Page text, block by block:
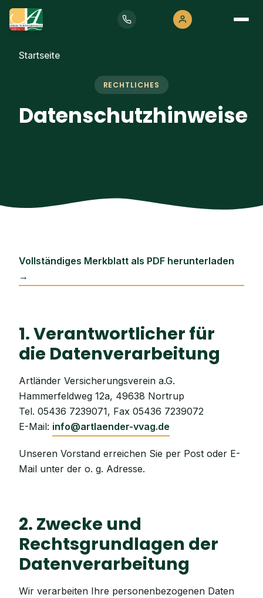
Startseite
RECHTLICHES
Datenschutzhinweise
Vollständiges Merkblatt als PDF herunterladen
→
1. Verantwortlicher für
die Datenverarbeitung
Artländer Versicherungsverein a.G.
Hammerfeldweg 12a, 49638 Nortrup
Tel. 05436 7239071, Fax 05436 7239072
E-Mail: info@artlaender-vvag.de
Unseren Vorstand erreichen Sie per Post oder E-
Mail unter der o. g. Adresse.
2. Zwecke und
Rechtsgrundlagen der
Datenverarbeitung
Wir verarbeiten Ihre personenbezogenen Daten